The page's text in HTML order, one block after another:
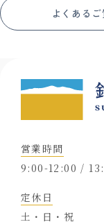
よくある
営業時間
9:00-12:00 /
定休日
土・日・祝